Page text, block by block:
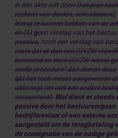
in één akte wilt doen(hetgeen
rechten van derden, schuldeisers)
lezing te kunnen hebben van de
én (1) geen verslag van het
passiva, noch een verslag van
mate dat er dan een (I)VZW
benoemd en deze (I)VZW wenst
snelle procedure” dan dienen
lijkt het toch meest aangewezen
uitbrengt (en niet een andere
accountant). Weldient er steeds
passiva door het
bedrijfsrevisor of een externe
aangesteld omde terugbetaling
de consignatie van de nodige